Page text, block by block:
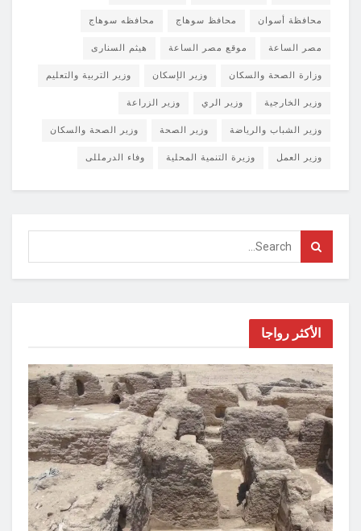
محافظة أسوان محافظ سوهاج محافظه سوهاج
مصر الساعة موقع مصر الساعة هيثم السنارى
وزارة الصحة والسكان وزير الإسكان وزير التربية والتعليم
وزير الخارجية وزير الري وزير الزراعة
وزير الشباب والرياضة وزير الصحة وزير الصحة والسكان
وزير العمل وزيرة التنمية المحلية وفاء الدرمللى
الأكثر رواجا